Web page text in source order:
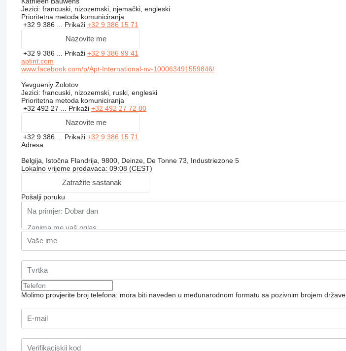
Jezici: francuski, nizozemski, njemački, engleski
Prioritetna metoda komuniciranja
+32 9 386 ... Prikaži +32 9 386 15 71
Nazovite me
+32 9 386 ... Prikaži +32 9 386 99 41
aptint.com
www.facebook.com/p/Apt-International-nv-100063491559846/
Yevgueniy Zolotov
Jezici: francuski, nizozemski, ruski, engleski
Prioritetna metoda komuniciranja
+32 492 27 ... Prikaži +32 492 27 72 80
Nazovite me
+32 9 386 ... Prikaži +32 9 386 15 71
Adresa
Belgija, Istočna Flandrija, 9800, Deinze, De Tonne 73, Industriezone 5
Lokalno vrijeme prodavaca: 09:08 (CEST)
Zatražite sastanak
Pošalji poruku
Molimo provjerite broj telefona: mora biti naveden u međunarodnom formatu sa pozivnim brojem države.